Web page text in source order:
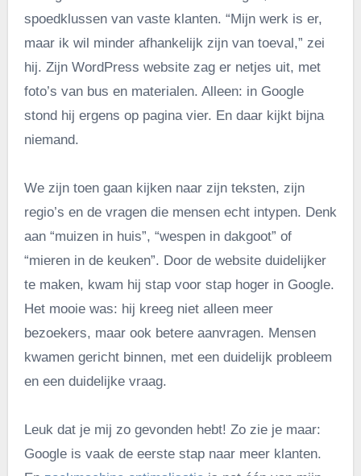
spoedklussen van vaste klanten. “Mijn werk is er,
maar ik wil minder afhankelijk zijn van toeval,” zei
hij. Zijn WordPress website zag er netjes uit, met
foto’s van bus en materialen. Alleen: in Google
stond hij ergens op pagina vier. En daar kijkt bijna
niemand.
We zijn toen gaan kijken naar zijn teksten, zijn
regio’s en de vragen die mensen echt intypen. Denk
aan “muizen in huis”, “wespen in dakgoot” of
“mieren in de keuken”. Door de website duidelijker
te maken, kwam hij stap voor stap hoger in Google.
Het mooie was: hij kreeg niet alleen meer
bezoekers, maar ook betere aanvragen. Mensen
kwamen gericht binnen, met een duidelijk probleem
en een duidelijke vraag.
Leuk dat je mij zo gevonden hebt! Zo zie je maar:
Google is vaak de eerste stap naar meer klanten.